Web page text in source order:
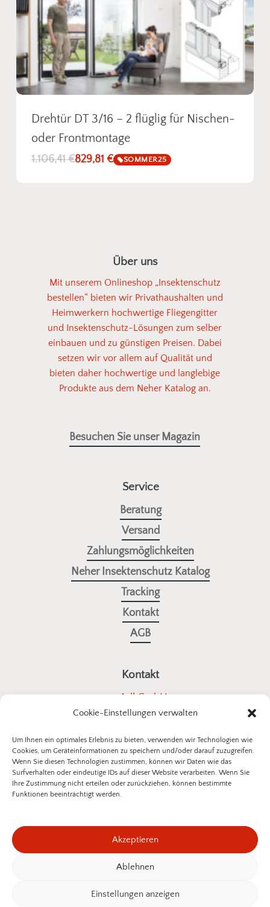
Cookie-Einstellungen verwalten
Um Ihnen ein optimales Erlebnis zu bieten, verwenden wir Technologien wie
Cookies, um Geräteinformationen zu speichern und/oder darauf zuzugreifen.
Wenn Sie diesen Technologien zustimmen, können wir Daten wie das
Surfverhalten oder eindeutige IDs auf dieser Website verarbeiten. Wenn Sie
Ihre Zustimmung nicht erteilen oder zurückziehen, können bestimmte
Funktionen beeinträchtigt werden.
Akzeptieren
Ablehnen
Einstellungen anzeigen
Drehtür DT 3/16 – 2 flüglig für Nischen-
oder Frontmontage
1.106,41€829,81 € SOMMER25
Über uns
Mit unserem Onlineshop „Insektenschutz
bestellen“ bieten wir Privathaushalten und
Heimwerkern hochwertige Fliegengitter
und Insektenschutz-Lösungen zum selber
einbauen und zu günstigen Preisen. Dabei
setzen wir vor allem auf Qualität und
bieten daher hochwertige und langlebige
Produkte aus dem Neher Katalog an.
Besuchen Sie unser Magazin
Service
Beratung
Versand
Zahlungsmöglichkeiten
Neher Insektenschutz Katalog
Tracking
Kontakt
AGB
Kontakt
a4all GmbH
Stuttgarter Straße 10
73614 Schorndorf
E-Mail:kontakt@insektenschutz-bestellen.de
Datenschutzerklärung
Impressum